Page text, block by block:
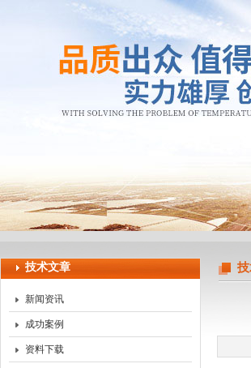
上海申思特自动化设备有限
技术文章
新闻资讯
成功案例
资料下载